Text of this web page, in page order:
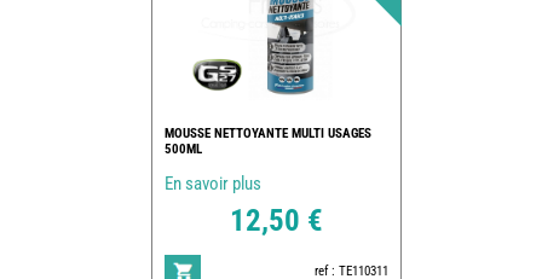
MOUSSE NETTOYANTE MULTI USAGES
500ML
En savoir plus
12,50 €
ref : TE110311